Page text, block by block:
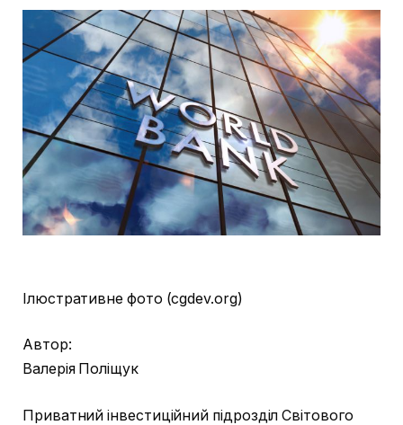
Ілюстративне фото (cgdev.org)
Автор:
Валерія Поліщук
Приватний інвестиційний підрозділ Світового